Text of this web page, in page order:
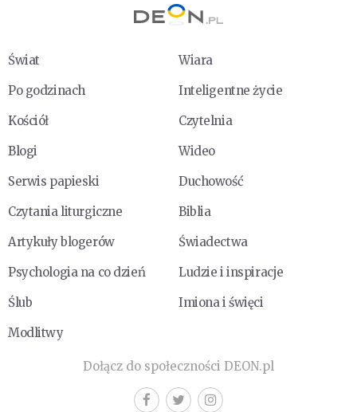
Świat
Wiara
Po godzinach
Inteligentne życie
Kościół
Czytelnia
Blogi
Wideo
Serwis papieski
Duchowość
Czytania liturgiczne
Biblia
Artykuły blogerów
Świadectwa
Psychologia na co dzień
Ludzie i inspiracje
Ślub
Imiona i święci
Modlitwy
Dołącz do społeczności DEON.pl